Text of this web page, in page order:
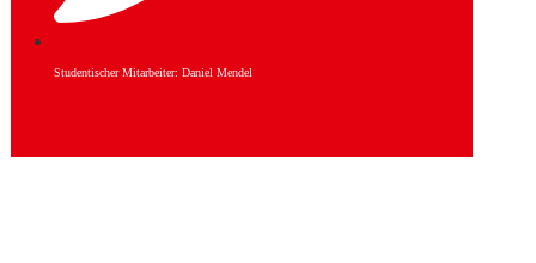
Studentischer Mitarbeiter: Daniel Mendel